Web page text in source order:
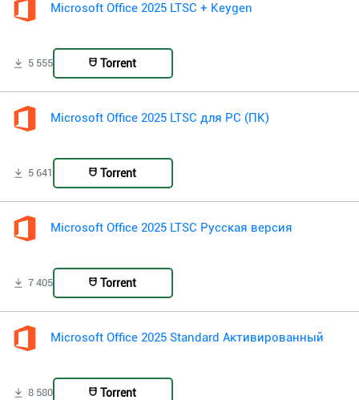
Microsoft Office 2025 LTSC + Keygen
5 555 Torrent
Microsoft Office 2025 LTSC для PC (ПК)
5 641 Torrent
Microsoft Office 2025 LTSC Русская версия
7 405 Torrent
Microsoft Office 2025 Standard Активированный
8 580 Torrent